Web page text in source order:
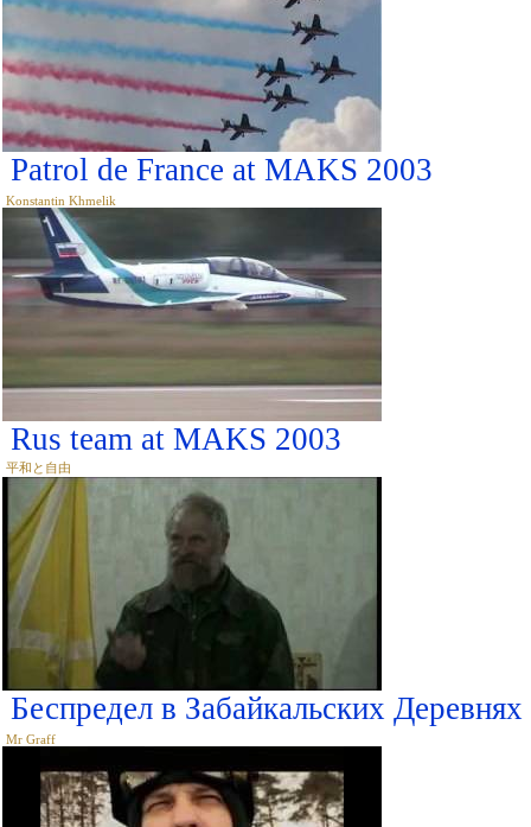
Patrol de France at MAKS 2003
Konstantin Khmelik
Rus team at MAKS 2003
平和と自由
Беспредел в Забайкальских Деревнях
Mr Graff